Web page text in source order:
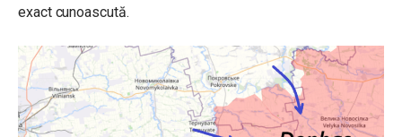
exact cunoascută.